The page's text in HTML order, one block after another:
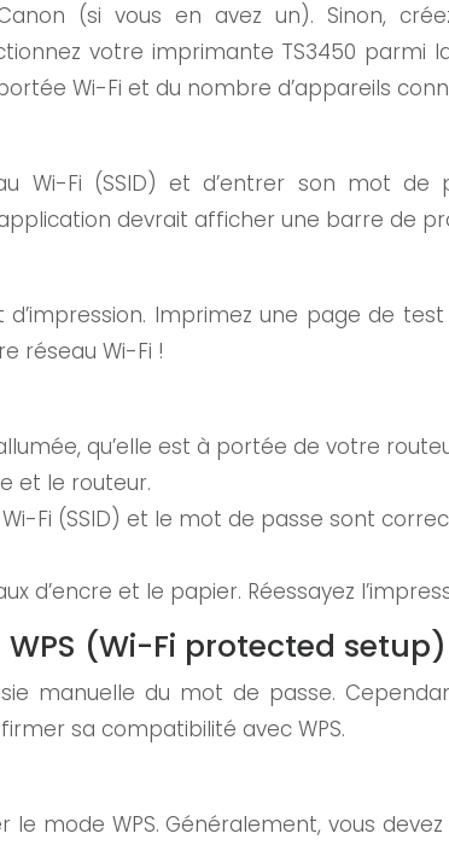
(si vous en avez un). Sinon,
votre imprimante TS3450 parmi
Wi-Fi et du nombre d’appareils
Wi-Fi (SSID) et d’entrer son mot
devrait afficher une barre de
Imprimez une page de
réseau Wi-Fi !
qu’elle est à portée de votre
et le routeur.
Fi (SSID) et le mot de passe sont
d’encre et le papier. Réessayez
(Wi-Fi protected setup)
manuelle du mot de passe.
sa compatibilité avec WPS.
mode WPS. Généralement, vous